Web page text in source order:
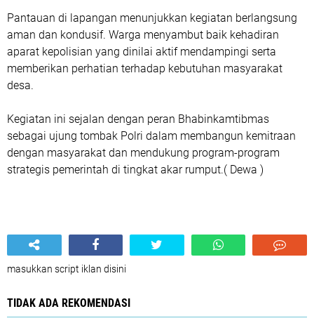
Pantauan di lapangan menunjukkan kegiatan berlangsung
aman dan kondusif. Warga menyambut baik kehadiran
aparat kepolisian yang dinilai aktif mendampingi serta
memberikan perhatian terhadap kebutuhan masyarakat
desa.
Kegiatan ini sejalan dengan peran Bhabinkamtibmas
sebagai ujung tombak Polri dalam membangun kemitraan
dengan masyarakat dan mendukung program-program
strategis pemerintah di tingkat akar rumput.( Dewa )
masukkan script iklan disini
TIDAK ADA REKOMENDASI